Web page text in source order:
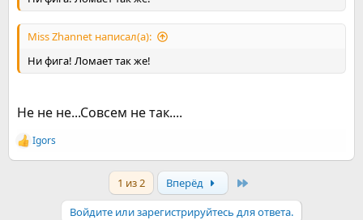
Miss Zhannet написал(а):
Ни фига! Ломает так же!
Не не не...Совсем не так....
Р
е
Igors
1 из 2 Вперёд
Войдите или зарегистрируйтесь для ответа.